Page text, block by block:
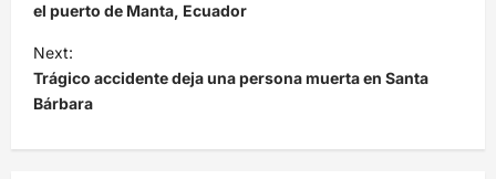
v
e
g
a
c
el puerto de Manta, Ecuador
Next:
Trágico accidente deja una persona muerta en Santa
Bárbara